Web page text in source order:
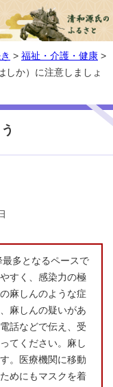
> 福祉・介護・健康 >
しか）に注意しましょ
多となるペースで
すく、感染力の極
麻しんのような症
麻しんの疑いがあ
話などで伝え、受
てください。麻し
。医療機関に移動
めにもマスクを着